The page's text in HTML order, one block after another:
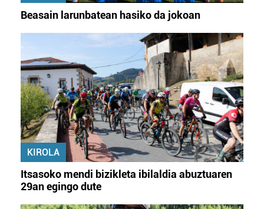
Beasain larunbatean hasiko da jokoan
KIROLA
Itsasoko mendi bizikleta ibilaldia abuztuaren
29an egingo dute